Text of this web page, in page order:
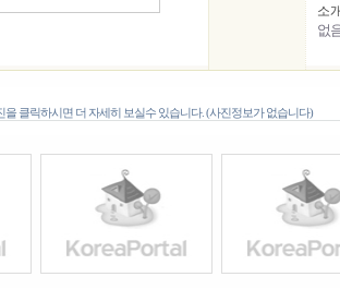
소
없
을 클릭하시면 더 자세히 보실수 있습니다. (사진정보가 없습니다)